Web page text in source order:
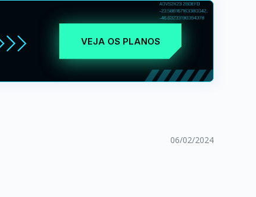
VEJA OS PLANOS
06/02/2024